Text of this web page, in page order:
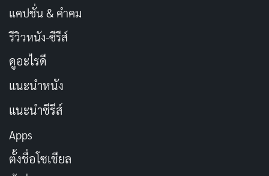
เมื่อความสิ้นหวังของแม่ถูกยกระดับสู่การกระ
ทำที่สุดโต่ง สิ่งที่หนังเสียไปคือความน่าเชื่อ
แคปชั่น & คำคม
รีวิวหนัง-ซีรีส์
ดูอะไรดี
แนะนำหนัง
แนะนำซีรีส์
Apps
ตั้งชื่อโซเชียล